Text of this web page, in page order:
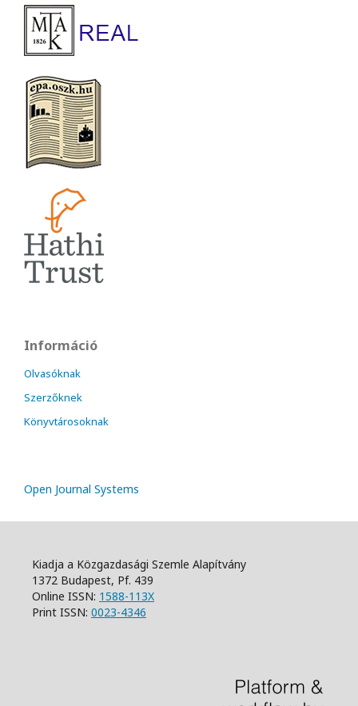
Információ
Olvasóknak
Szerzőknek
Könyvtárosoknak
Open Journal Systems
Kiadja a Közgazdasági Szemle Alapítvány
1372 Budapest, Pf. 439
Online ISSN: 1588-113X
Print ISSN: 0023-4346